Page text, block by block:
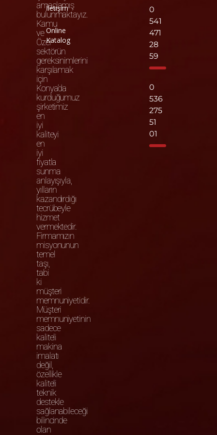
amaçlamış
bulunmaktayız.
Kamu
ve
Özel
sektörün
gereksinimlerini
karşılamak
için
Konya’da
kurduğumuz
şirketimiz
en
iyi
kaliteyi
en
iyi
fiyatla
sunma
anlayışıyla,
yılların
kazandırdığı
tecrübeyle
hizmet
vermektedir.
Firmamızın
misyonunun
temel
taşı,
tabi
ki
müşteri
memnuniyetidir.
Müşteri
memnuniyetinin
sadece
kaliteli
makina
imalatı
değil,
özellikle
kaliteli
teknik
destekle
sağlanabileceği
bilincinde
olan
İletişim
Online
Katalog
0
541
471
28
59
0
536
275
51
01